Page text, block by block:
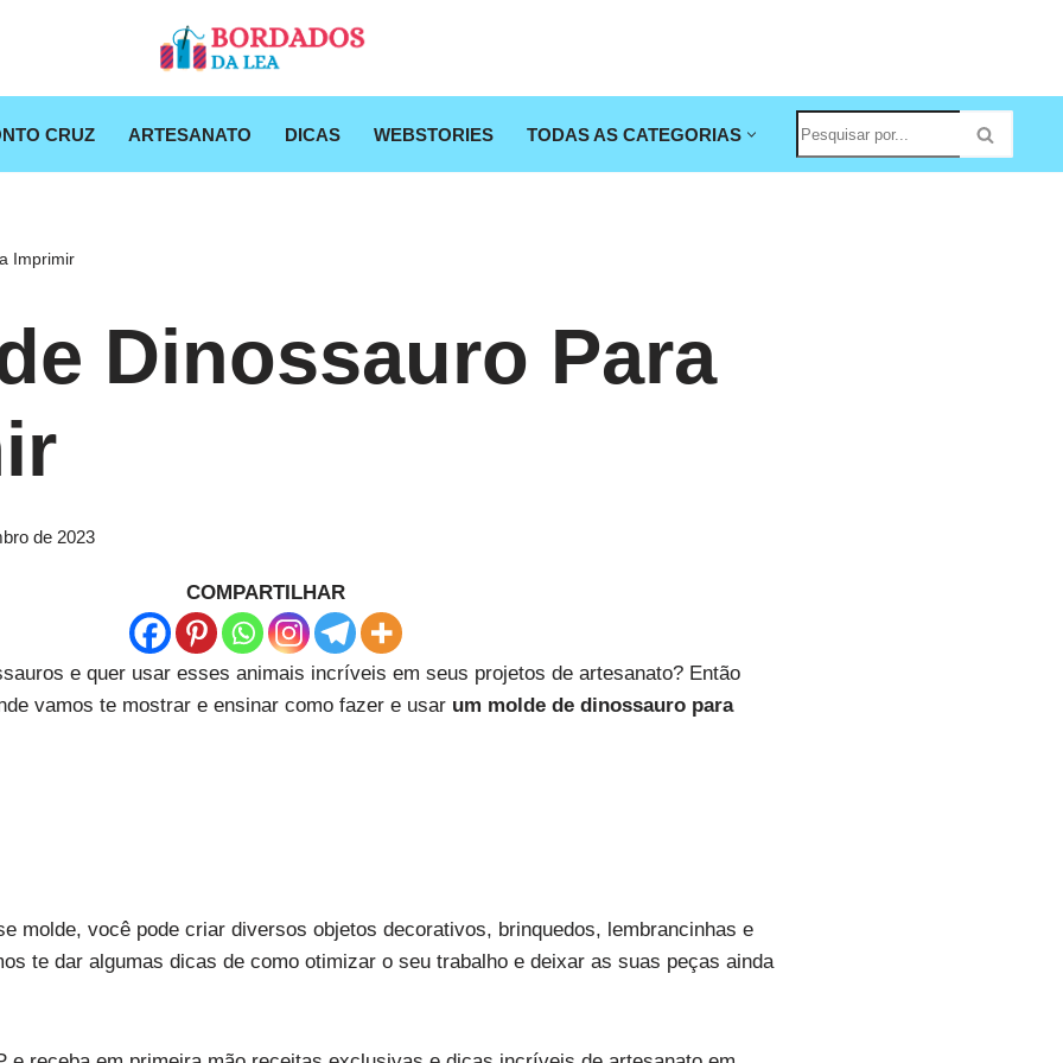
CRUZ ARTESANATO DICAS WEBSTORIES TODAS AS CATEGORIAS
Imprimir
Dinossauro Para
de 2023
COMPARTILHAR
e quer usar esses animais incríveis em seus projetos de artesanato? Então
vamos te mostrar e ensinar como fazer e usar um molde de dinossauro para
molde, você pode criar diversos objetos decorativos, brinquedos, lembrancinhas e
te dar algumas dicas de como otimizar o seu trabalho e deixar as suas peças ainda